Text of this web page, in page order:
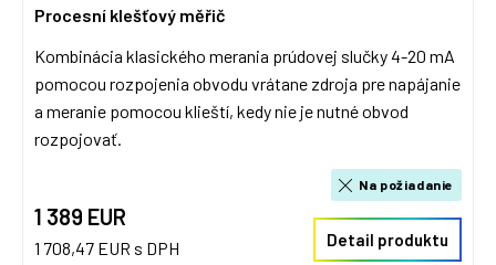
Procesní klešťový měřič
Kombinácia klasického merania prúdovej slučky 4-20 mA
pomocou rozpojenia obvodu vrátane zdroja pre napájanie
a meranie pomocou klieští, kedy nie je nutné obvod
rozpojovať.
1 389 EUR
1 708,47 EUR s DPH
Na požiadanie
Detail produktu